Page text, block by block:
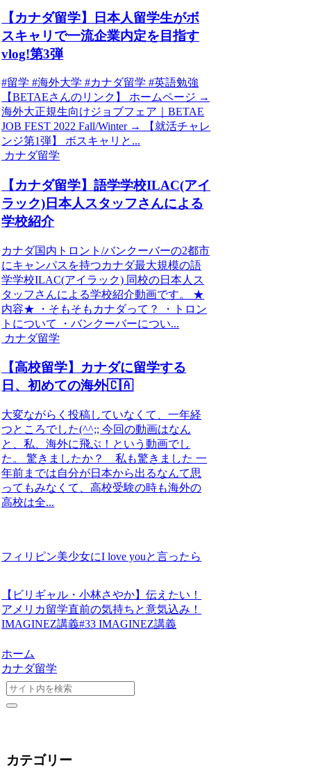
【カナダ留学】日本人留学生がボ
スキャリで一流企業内定を目指す
vlog!第3弾
#留学 #海外大学 #カナダ留学 #英語勉強
【BETAEさんのリンク】 ホームページ →
海外大正規生向けジョブフェア｜BETAE
JOB FEST 2022 Fall/Winter → 【就活チャレ
ンジ第1弾】 ボスキャリと...
カナダ留学
【カナダ留学】語学学校ILAC(アイ
ラック)日本人スタッフさんによる
学校紹介
カナダ国内トロント/バンクーバーの2都市
にキャンパスを持つカナダ最大規模の語
学学校ILAC(アイラック) 同校の日本人ス
タッフさんによる学校紹介動画です。 ★
内容★ ・そもそもカナダって？ ・トロン
トについて ・バンクーバーについ...
カナダ留学
【高校留学】カナダに留学する
日、初めての海外🇨🇦
大変ながらく投稿していなくて、一年経
つところでした(^^;; 今回の動画はなん
と、私、海外に飛ぶ！という動画でし
た。 驚きましたか？ 私も驚きました 一
年前までは自分が日本から出るなんて思
ってもみなくて、高校受験の時も海外の
高校は全...
フィリピン美少女にI love youと言ったら
【ビリギャル・小林さやか】伝えたい！
アメリカ留学直前の気持ちと意気込み！
IMAGINEZ講義#33 IMAGINEZ講義
ホーム
カナダ留学
カテゴリー